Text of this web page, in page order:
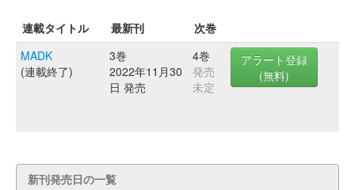
連載タイトル 最新刊
次巻
MADK
(連載終了)
3巻
2022年11月30
日 発売
4巻
発売
未定
アラート登録
(無料)
新刊発売日の一覧